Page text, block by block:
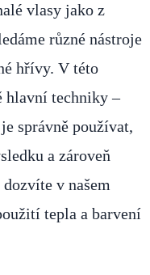
vlasy jako z
různé nástroje
hřívy. V této
hlavní techniky –
správně používat,
a zároveň
v našem
tepla a barvení